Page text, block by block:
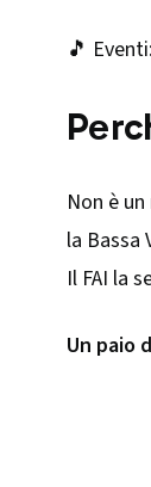
🎵
Non è
la Bassa
Il FAI la
Un paio